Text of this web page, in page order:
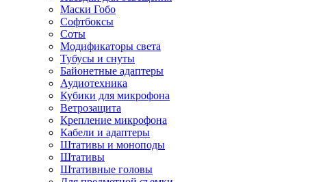
Маски Гобо
Софтбоксы
Соты
Модификаторы света
Тубусы и снуты
Байонетные адаптеры
Аудиотехника
Кубики для микрофона
Ветрозащита
Крепление микрофона
Кабели и адаптеры
Штативы и моноподы
Штативы
Штативные головы